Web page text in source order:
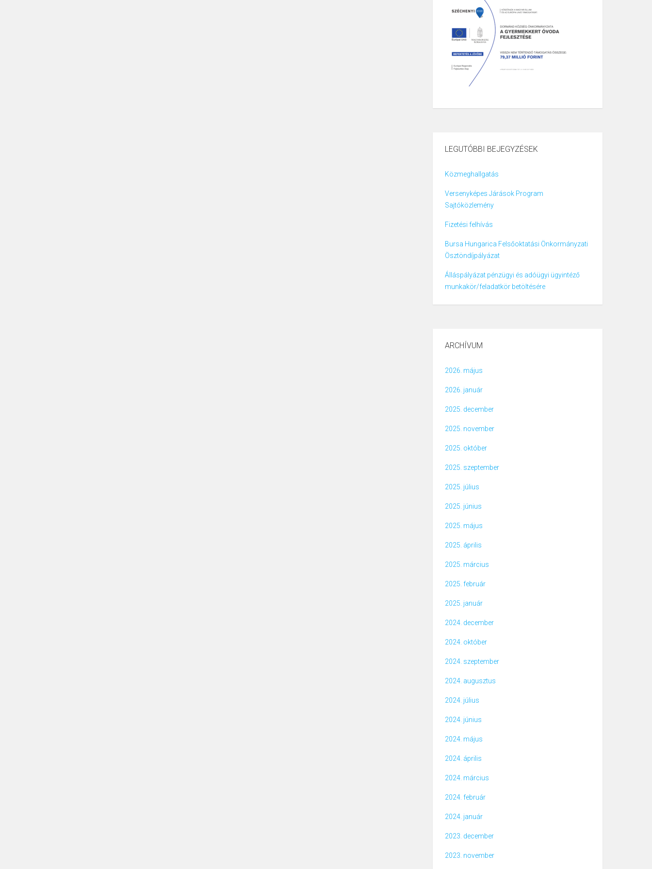
LEGUTÓBBI BEJEGYZÉSEK
Közmeghallgatás
Versenyképes Járások Program
Sajtóközlemény
Fizetési felhívás
Bursa Hungarica Felsőoktatási Önkormányzati
Ösztöndíjpályázat
Álláspályázat pénzügyi és adóügyi ügyintéző
munkakör/feladatkör betöltésére
ARCHÍVUM
2026. május
2026. január
2025. december
2025. november
2025. október
2025. szeptember
2025. július
2025. június
2025. május
2025. április
2025. március
2025. február
2025. január
2024. december
2024. október
2024. szeptember
2024. augusztus
2024. július
2024. június
2024. május
2024. április
2024. március
2024. február
2024. január
2023. december
2023. november